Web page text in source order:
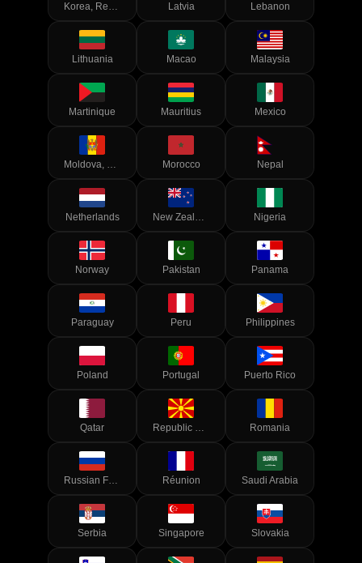
Korea, Republic of Latvia Lebanon
Lithuania Macao Malaysia
Martinique Mauritius Mexico
Moldova, Republic of Morocco Nepal
Netherlands New Zealand Nigeria
Norway Pakistan Panama
Paraguay Peru Philippines
Poland Portugal Puerto Rico
Qatar Republic of North Macedonia Romania
Russian Federation Réunion Saudi Arabia
Serbia Singapore Slovakia